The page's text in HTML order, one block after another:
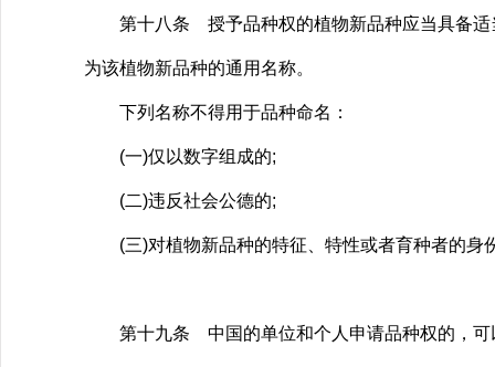
第十八条 授予品种权的植物新品种应当具备适
为该植物新品种的通用名称。
下列名称不得用于品种命名：
(一)仅以数字组成的;
(二)违反社会公德的;
(三)对植物新品种的特征、特性或者育种者的身
第十九条 中国的单位和个人申请品种权的，可